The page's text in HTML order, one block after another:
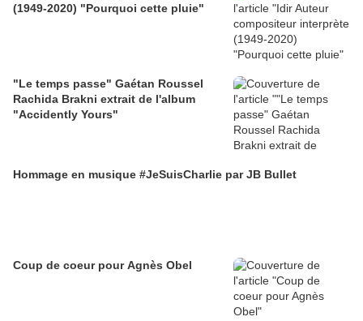
(1949-2020) "Pourquoi cette pluie"
"Le temps passe" Gaétan Roussel
Rachida Brakni extrait de l'album
"Accidently Yours"
Hommage en musique #JeSuisCharlie par JB Bullet
Coup de coeur pour Agnès Obel